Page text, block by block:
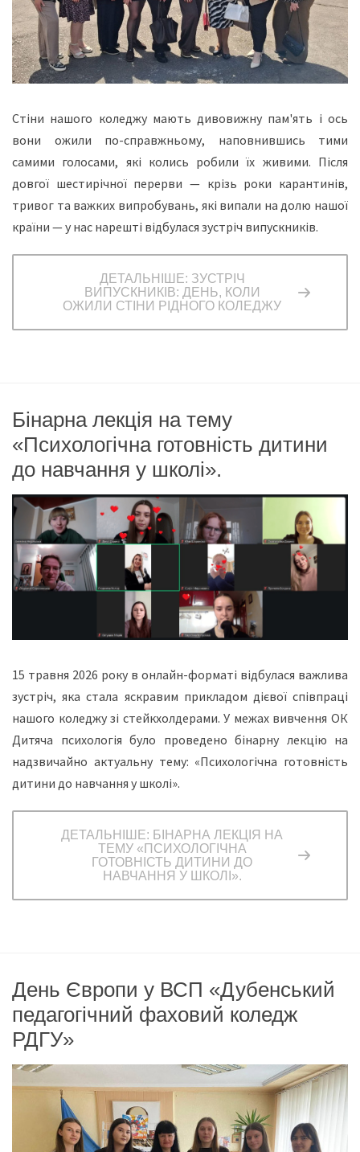
Стіни нашого коледжу мають дивовижну пам'ять і ось
вони ожили по-справжньому, наповнившись тими
самими голосами, які колись робили їх живими. Після
довгої шестирічної перерви — крізь роки карантинів,
тривог та важких випробувань, які випали на долю нашої
країни — у нас нарешті відбулася зустріч випускників.
ДЕТАЛЬНІШЕ: ЗУСТРІЧ
ВИПУСКНИКІВ: ДЕНЬ, КОЛИ
ОЖИЛИ СТІНИ РІДНОГО КОЛЕДЖУ
Бінарна лекція на тему
«Психологічна готовність дитини
до навчання у школі».
15 травня 2026 року в онлайн-форматі відбулася важлива
зустріч, яка стала яскравим прикладом дієвої співпраці
нашого коледжу зі стейкхолдерами. У межах вивчення ОК
Дитяча психологія було проведено бінарну лекцію на
надзвичайно актуальну тему: «Психологічна готовність
дитини до навчання у школі».
ДЕТАЛЬНІШЕ: БІНАРНА ЛЕКЦІЯ НА
ТЕМУ «ПСИХОЛОГІЧНА
ГОТОВНІСТЬ ДИТИНИ ДО
НАВЧАННЯ У ШКОЛІ».
День Європи у ВСП «Дубенський
педагогічний фаховий коледж
РДГУ»